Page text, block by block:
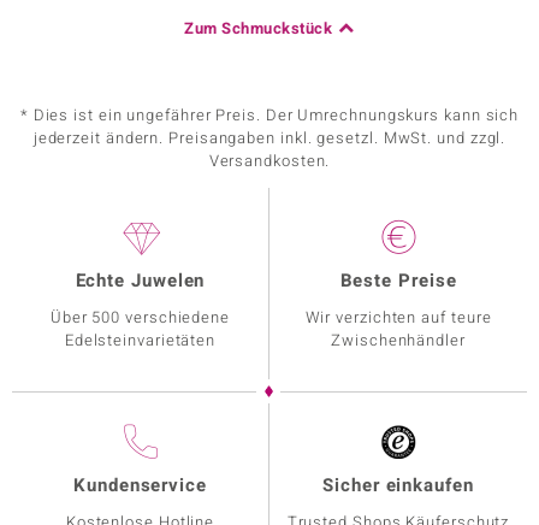
Zum Schmuckstück
* Dies ist ein ungefährer Preis. Der Umrechnungskurs kann sich
jederzeit ändern. Preisangaben inkl. gesetzl. MwSt. und zzgl.
Versandkosten.
Echte Juwelen
Über 500 verschiedene
Edelsteinvarietäten
Beste Preise
Wir verzichten auf teure
Zwischenhändler
Kundenservice Sicher einkaufen